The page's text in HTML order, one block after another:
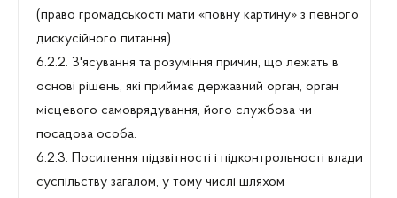
(право громадськості мати «повну картину» з певного
дискусійного питання).
6.2.2. З'ясування та розуміння причин, що лежать в
основі рішень, які приймає державний орган, орган
місцевого самоврядування, його службова чи
посадова особа.
6.2.3. Посилення підзвітності і підконтрольності влади
суспільству загалом, у тому числі шляхом